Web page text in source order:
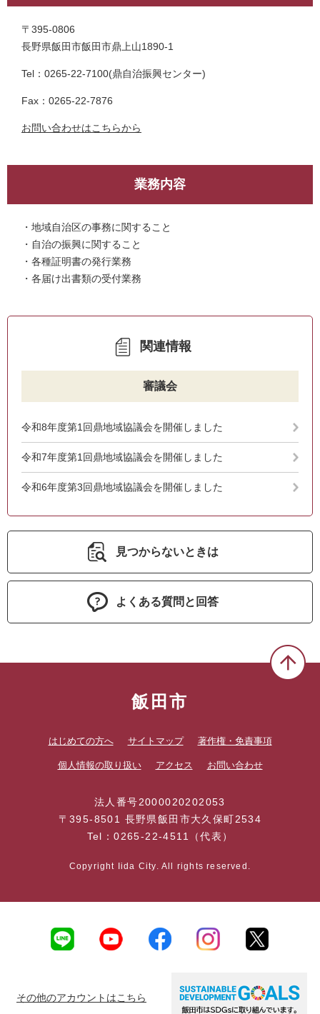
〒395-0806
長野県飯田市飯田市鼎上山1890-1
Tel：0265-22-7100 鼎自治振興センター
Fax：0265-22-7876
お問い合わせはこちらから
業務内容
・地域自治区の事務に関すること
・自治の振興に関すること
・各種証明書の発行業務
・各届け出書類の受付業務
関連情報
審議会
令和8年度第1回鼎地域協議会を開催しました
令和7年度第1回鼎地域協議会を開催しました
令和6年度第3回鼎地域協議会を開催しました
見つからないときは
よくある質問と回答
飯田市
はじめての方へ サイトマップ 著作権・免責事項
個人情報の取り扱い アクセス お問い合わせ
法人番号2000020202053
〒395-8501 長野県飯田市大久保町2534
Tel：0265-22-4511（代表）
Copyright Iida City. All rights reserved.
その他のアカウントはこちら